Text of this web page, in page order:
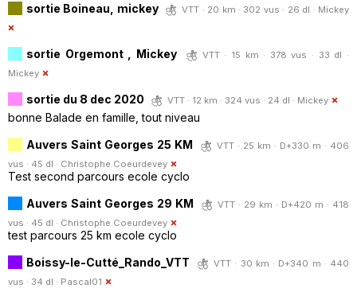
sortie Boineau, mickey
VTT · 20 km · 302 vus · 26 dl · Mickey
sortie Orgemont , Mickey
VTT · 15 km · 378 vus · 33 dl ·
Mickey
sortie du 8 dec 2020 VTT · 12 km · 324 vus · 24 dl · Mickey
bonne Balade en famille, tout niveau
Auvers Saint Georges 25 KM
VTT · 25 km · D+330 m · 406
vus · 45 dl · Christophe.Coeurdevey
Test second parcours ecole cyclo
Auvers Saint Georges 29 KM
VTT · 29 km · D+420 m · 418
vus · 45 dl · Christophe.Coeurdevey
test parcours 25 km ecole cyclo
Boissy-le-Cutté_Rando_VTT
VTT · 30 km · D+340 m · 440
vus · 34 dl · Pascal01